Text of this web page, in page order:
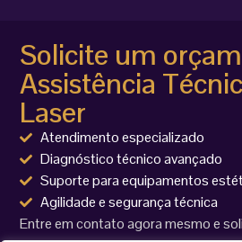
Solicite um
Assistência
Laser
Atendimento especializado
Diagnóstico técnico avançado
Suporte para equipamentos
Agilidade e segurança técnica
Entre em contato agora mesmo e